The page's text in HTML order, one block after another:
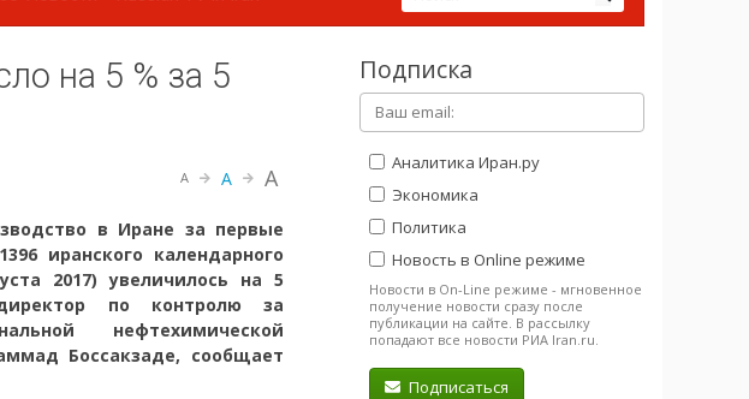
на 5 % за 5
A A A
в Иране за первые
иранского календарного
2017) увеличилось на 5
по контролю за
нефтехимической
Боссакзаде, сообщает
Подписка
Аналитика Иран.ру
Экономика
Политика
Новость в Online режиме
Новости в On-Line режиме - мгновенное
получение новости сразу после
публикации на сайте. В рассылку
попадают все новости РИА Iran.ru.
Подписаться